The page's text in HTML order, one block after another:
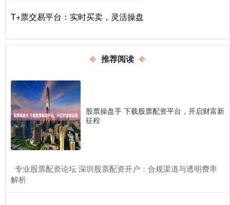
T+票交易平台：实时买卖，灵活操盘
推荐阅读
股票操盘手 下载股票配资平台，开启财富新
征程
​专业股票配资论坛 深圳股票配资开户：合规渠道与透明费率
解析